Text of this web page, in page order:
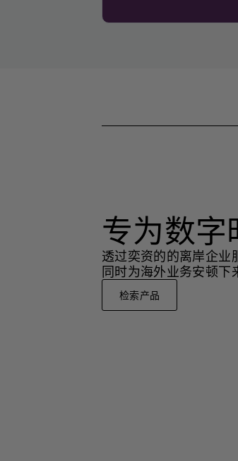
专为数
透过奕资的的离岸企业
同时为海外业务安顿下
检索产品